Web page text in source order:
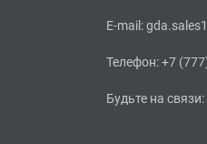
E-mail:
Телефон:+7
Будьте на связи: